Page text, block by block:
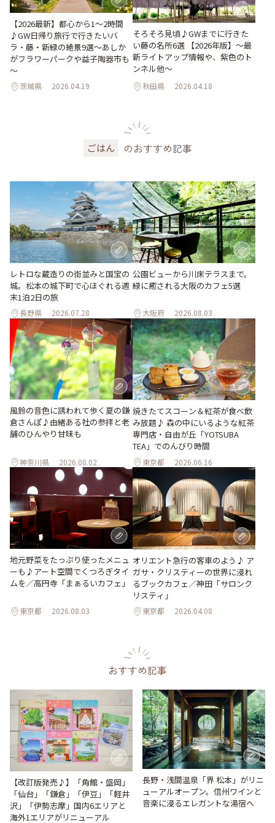
【2026最新】都心から1～2時間
♪GW日帰り旅行で行きたいバ
ラ・藤・新緑の絶景9選～あしか
がフラワーパークや益子陶器市も
～
茨城県 2026.04.19
そろそろ見頃♪GWまでに行きた
い藤の名所6選 【2026年版】～最
新ライトアップ情報や、紫色のト
ンネル他～
秋田県 2026.04.18
ごはん のおすすめ記事
レトロな蔵造りの街並みと国宝の
城。松本の城下町で心ほぐれる週
末1泊2日の旅
長野県 2026.07.28
公園ビューから川床テラスまで。
緑に癒される大阪のカフェ5選
大阪府 2026.08.03
風鈴の音色に誘われて歩く夏の鎌
倉さんぽ♪由緒ある社の参拝と老
舗のひんやり甘味も
神奈川県 2026.08.02
焼きたてスコーン＆紅茶が食べ飲
み放題♪ 森の中にいるような紅茶
専門店・自由が丘「YOTSUBA
TEA」でのんびり時間
東京都 2026.06.16
地元野菜をたっぷり使ったメニュ
ーも♪アート空間でくつろぎタイ
ムを／高円寺「まぁるいカフェ」
東京都 2026.08.03
オリエント急行の客車のよう♪ ア
ガサ・クリスティーの世界に浸れ
るブックカフェ／神田「サロンク
リスティ」
東京都 2026.04.08
おすすめ記事
【改訂版発売♪】「角館・盛岡」
「仙台」「鎌倉」「伊豆」「軽井
沢」「伊勢志摩」国内6エリアと
海外1エリアがリニューアル
長野・浅間温泉「界 松本」がリニ
ューアルオープン。信州ワインと
音楽に浸るエレガントな湯宿へ